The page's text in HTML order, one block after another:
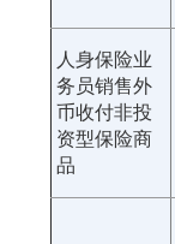
人身保险业
务员销售外
币收付非投
资型保险商
品